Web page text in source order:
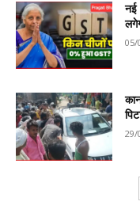
नई
05/
29/